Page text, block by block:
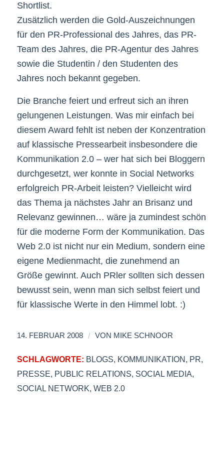
Shortlist.
Zusätzlich werden die Gold-Auszeichnungen
für den PR-Professional des Jahres, das PR-
Team des Jahres, die PR-Agentur des Jahres
sowie die Studentin / den Studenten des
Jahres noch bekannt gegeben.
Die Branche feiert und erfreut sich an ihren
gelungenen Leistungen. Was mir einfach bei
diesem Award fehlt ist neben der Konzentration
auf klassische Pressearbeit insbesondere die
Kommunikation 2.0 – wer hat sich bei Bloggern
durchgesetzt, wer konnte in Social Networks
erfolgreich PR-Arbeit leisten? Vielleicht wird
das Thema ja nächstes Jahr an Brisanz und
Relevanz gewinnen… wäre ja zumindest schön
für die moderne Form der Kommunikation. Das
Web 2.0 ist nicht nur ein Medium, sondern eine
eigene Medienmacht, die zunehmend an
Größe gewinnt. Auch PRler sollten sich dessen
bewusst sein, wenn man sich selbst feiert und
für klassische Werte in den Himmel lobt. :)
14. FEBRUAR 2008 / VON MIKE SCHNOOR
SCHLAGWORTE: BLOGS, KOMMUNIKATION, PR,
PRESSE, PUBLIC RELATIONS, SOCIAL MEDIA,
SOCIAL NETWORK, WEB 2.0